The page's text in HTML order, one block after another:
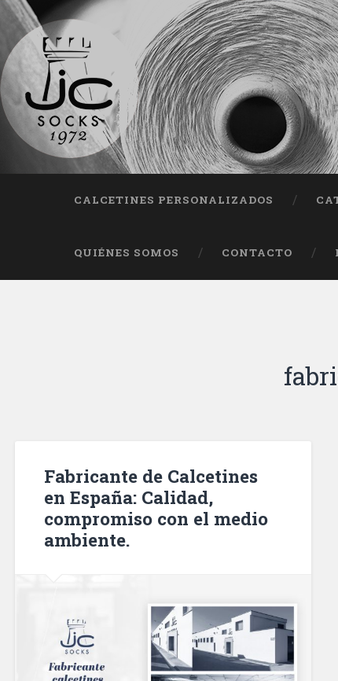
CALCETINES PERSONALIZADOS
QUIÉNES SOMOS CONTACTO
Fabricante de Calcetines
en España: Calidad,
compromiso con el medio
ambiente.